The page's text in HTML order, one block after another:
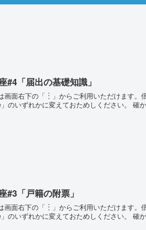
「届出の基礎知識」
面右下の「︙」からご利用いただけます。
のいずれかに変えておためしください。 確
「戸籍の附票」
面右下の「︙」からご利用いただけます。
のいずれかに変えておためしください。 確